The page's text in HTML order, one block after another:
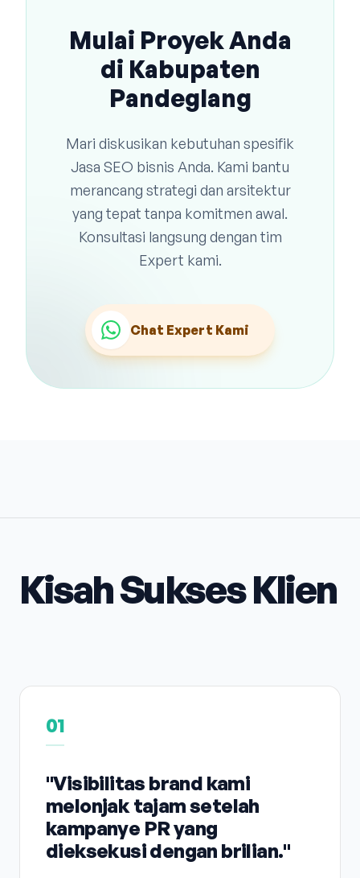
Mulai Proyek Anda
di Kabupaten
Pandeglang
Mari diskusikan kebutuhan spesifik
Jasa SEO bisnis Anda. Kami bantu
merancang strategi dan arsitektur
yang tepat tanpa komitmen awal.
Konsultasi langsung dengan tim
Expert kami.
Chat Expert Kami
Kisah Sukses Klien
01
"Visibilitas brand kami
melonjak tajam setelah
kampanye PR yang
dieksekusi dengan brilian."